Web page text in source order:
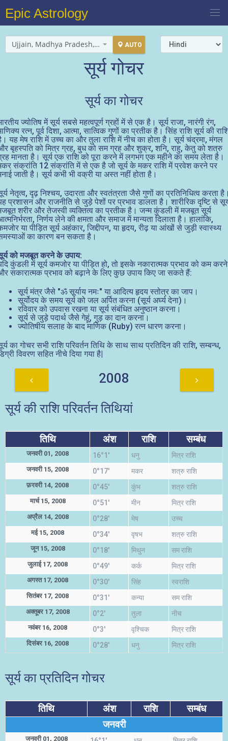
Epic Astrology
Ujjain, Madhya Pradesh, India AUTO
सूर्य गोचर
सूर्य का गोचर
ज्योतिष में सूर्य सबसे महत्वपूर्ण ग्रहों में से एक है। सूर्य राजा, नारंगी रंग,
रत्न, पूर्व दिशा, आत्मा, सात्विक गुणों का प्रतीक है। सिंह राशि सूर्य की
यह मेष राशि में उच्च का और तुला राशि में नीच का होता है। सूर्य चंद्रमा, मंगल
बृहस्पति को मित्र ग्रह, बुध को सम ग्रह और शुक्र, शनि, राहु, केतु को शत्रु
मानता है। सूर्य एक राशि को पूरा करने में लगभग एक महीने का समय लेता है।
संक्रांति 12 संक्रांति में से एक है जो सूर्य के मकर राशि में प्रवेश करने पर
जाती है। सूर्य कभी भी वक्री या अस्त नहीं होता है।
नेतृत्व, दृढ़ निश्चय, उदारता और स्वतंत्रता जैसे गुणों का प्रतिनिधित्व करता
प्रशासन और राजनीति से जुड़े पेशों पर प्रभाव डालता है। शारीरिक दृष्टि से
शरीर और तेजस्वी व्यक्तित्व का प्रतीक है। जन्म कुंडली में मजबूत सूर्य
निर्णय लेने की क्षमता और समाज में मान्यता दिलाता है। हालांकि,
या पीड़ित सूर्य अहंकार, जिद्दीपन, या हृदय, रीढ़ या आंखों से जुड़ी स्वास्थ्य
का कारण बन सकता है।
को मजबूत करने के उपाय:
कुंडली में सूर्य कमजोर या पीड़ित हो, तो इसके नकारात्मक प्रभाव को कम करने
सकारात्मक प्रभाव को बढ़ाने के लिए कुछ उपाय किए जा सकते हैं:
सूर्य मंत्र जैसे "ॐ सूर्याय नमः" या आदित्य हृदय स्तोत्र का जाप।
सूर्योदय के समय सूर्य को जल अर्पित करना (सूर्य अर्घ्य देना)।
रविवार को उपवास रखना या सूर्य संबंधित अनुष्ठान करना।
सूर्य से जुड़े पदार्थ जैसे गेहूं, गुड़ का दान करना।
ज्योतिषीय सलाह के बाद माणिक (Ruby) रत्न धारण करना।
का गोचर सभी राशि परिवर्तन तिथि के साथ साथ प्रतिदिन की राशि, सम्बन्ध,
विवरण सहित नीचे दिया गया है|
2008
सूर्य की राशि परिवर्तन तिथियां
तिथि अंश राशि सम्बंध
जनवरी 01, 2008 16°1' धनु मित्र राशि
जनवरी 15, 2008 0°17' मकर शत्रु राशि
फ़रवरी 14, 2008 0°45' कुंभ शत्रु राशि
मार्च 15, 2008 0°51' मीन मित्र राशि
अप्रैल 14, 2008 0°28' मेष उच्च
मई 15, 2008 0°34' वृषभ शत्रु राशि
जून 15, 2008 0°18' मिथुन सम राशि
जुलाई 17, 2008 0°49' कर्क मित्र राशि
अगस्त 17, 2008 0°30' सिंह स्वराशि
सितंबर 17, 2008 0°31' कन्या सम राशि
अक्तूबर 17, 2008 0°2' तुला नीच
नवंबर 16, 2008 0°3' वृश्चिक मित्र राशि
दिसंबर 16, 2008 0°28' धनु मित्र राशि
सूर्य का प्रतिदिन गोचर
तिथि अंश राशि
सम्बंध
जनवरी
जनवरी 01, 2008